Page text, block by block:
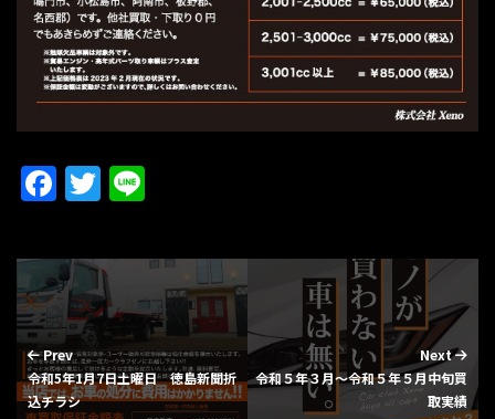
Facebook
Twitter
Prev
令和5年1月7日土曜日 徳島新聞折
込チラシ
Next
令和５年３月～令和５年５月中旬買
取実績